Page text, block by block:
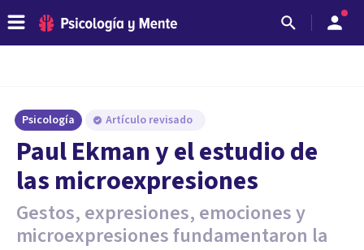
Psicología Artículo revisado
Paul Ekman y el estudio de
las microexpresiones
Gestos, expresiones, emociones y
microexpresiones fundamentaron la